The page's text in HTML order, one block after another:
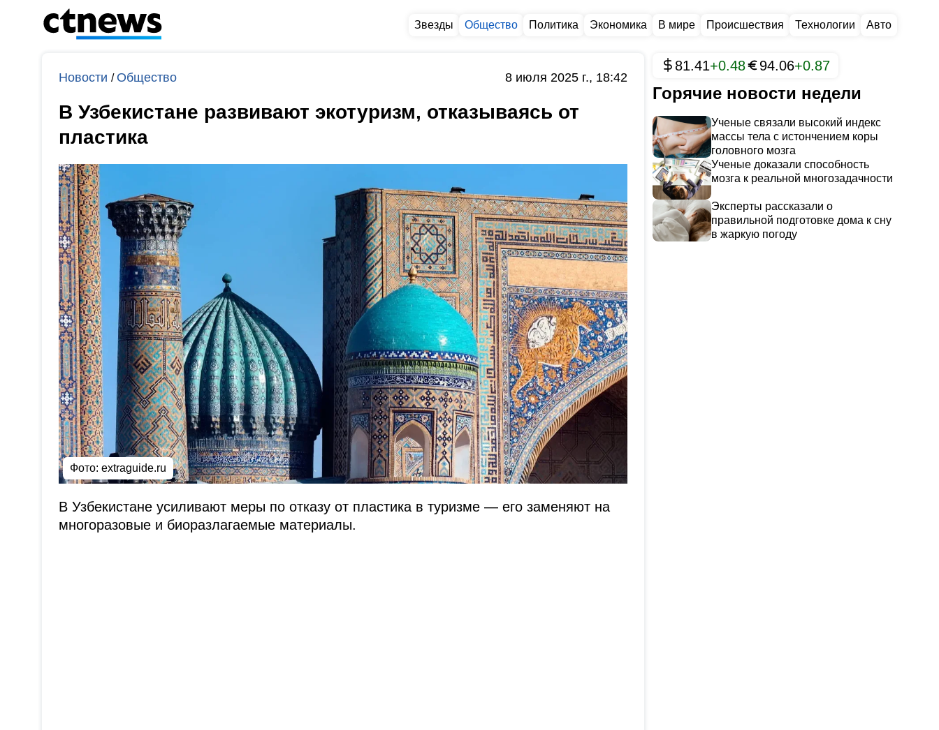
Звезды Общество Политика Экономика В мире Происшествия Технологии Авто
Новости /Общество 8 июля 2025 г., 18:42
В Узбекистане развивают экотуризм, отказываясь от
пластика
Фото: extraguide.ru
В Узбекистане усиливают меры по отказу от пластика в туризме — его заменяют на
многоразовые и биоразлагаемые материалы.
81.41+0.48 94.06+0.87
Горячие новости недели
Ученые связали высокий индекс
массы тела с истончением коры
головного мозга
Ученые доказали способность
мозга к реальной многозадачности
Эксперты рассказали о
правильной подготовке дома к сну
в жаркую погоду